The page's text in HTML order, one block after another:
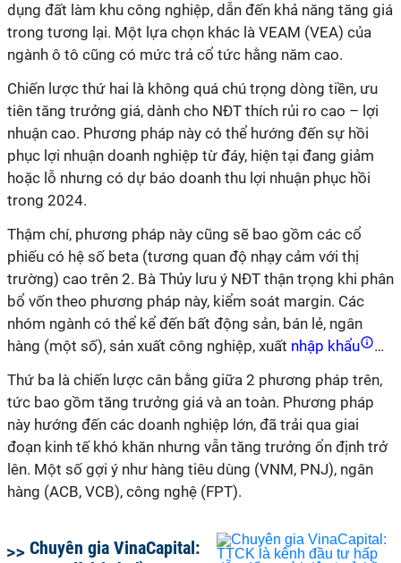
dụng đất làm khu công nghiệp, dẫn đến khả năng tăng giá
trong tương lại. Một lựa chọn khác là VEAM (VEA) của
ngành ô tô cũng có mức trả cổ tức hằng năm cao.
Chiến lược thứ hai là không quá chú trọng dòng tiền, ưu
tiên tăng trưởng giá, dành cho NĐT thích rủi ro cao – lợi
nhuận cao. Phương pháp này có thể hướng đến sự hồi
phục lợi nhuận doanh nghiệp từ đáy, hiện tại đang giảm
hoặc lỗ nhưng có dự báo doanh thu lợi nhuận phục hồi
trong 2024.
Thậm chí, phương pháp này cũng sẽ bao gồm các cổ
phiếu có hệ số beta (tương quan độ nhạy cảm với thị
trường) cao trên 2. Bà Thủy lưu ý NĐT thận trọng khi phân
bổ vốn theo phương pháp này, kiểm soát margin. Các
nhóm ngành có thể kể đến bất động sản, bán lẻ, ngân
hàng (một số), sản xuất công nghiệp, xuất nhập khẩu
…
Thứ ba là chiến lược cân bằng giữa 2 phương pháp trên,
tức bao gồm tăng trưởng giá và an toàn. Phương pháp
này hướng đến các doanh nghiệp lớn, đã trải qua giai
đoạn kinh tế khó khăn nhưng vẫn tăng trưởng ổn định trở
lên. Một số gợi ý như hàng tiêu dùng (VNM, PNJ), ngân
hàng (ACB, VCB), công nghệ (FPT).
Chuyên gia VinaCapital: